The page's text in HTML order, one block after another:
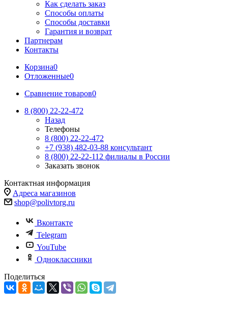
Как сделать заказ
Способы оплаты
Способы доставки
Гарантия и возврат
Партнерам
Контакты
Корзина0
Отложенные0
Сравнение товаров0
8 (800) 22-22-472
Назад
Телефоны
8 (800) 22-22-472
+7 (938) 482-03-88 консультант
8 (800) 22-22-112 филиалы в России
Заказать звонок
Контактная информация
Адреса магазинов
shop@polivtorg.ru
Вконтакте
Telegram
YouTube
Одноклассники
Поделиться